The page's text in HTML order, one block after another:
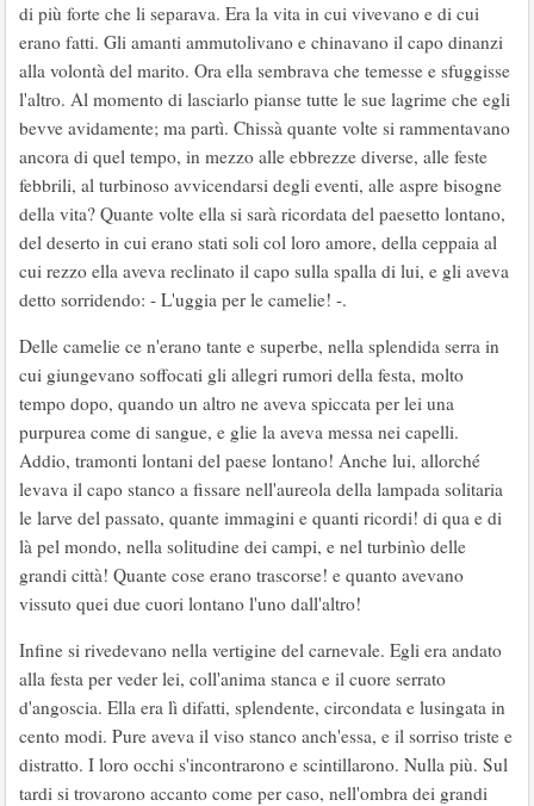
di più forte che li separava. Era la vita in cui vivevano e di cui
erano fatti. Gli amanti ammutolivano e chinavano il capo dinanzi
alla volontà del marito. Ora ella sembrava che temesse e sfuggisse
l'altro. Al momento di lasciarlo pianse tutte le sue lagrime che egli
bevve avidamente; ma partì. Chissà quante volte si rammentavano
ancora di quel tempo, in mezzo alle ebbrezze diverse, alle feste
febbrili, al turbinoso avvicendarsi degli eventi, alle aspre bisogne
della vita? Quante volte ella si sarà ricordata del paesetto lontano,
del deserto in cui erano stati soli col loro amore, della ceppaia al
cui rezzo ella aveva reclinato il capo sulla spalla di lui, e gli aveva
detto sorridendo: - L'uggia per le camelie! -.
Delle camelie ce n'erano tante e superbe, nella splendida serra in
cui giungevano soffocati gli allegri rumori della festa, molto
tempo dopo, quando un altro ne aveva spiccata per lei una
purpurea come di sangue, e glie la aveva messa nei capelli.
Addio, tramonti lontani del paese lontano! Anche lui, allorché
levava il capo stanco a fissare nell'aureola della lampada solitaria
le larve del passato, quante immagini e quanti ricordi! di qua e di
là pel mondo, nella solitudine dei campi, e nel turbinìo delle
grandi città! Quante cose erano trascorse! e quanto avevano
vissuto quei due cuori lontano l'uno dall'altro!
Infine si rivedevano nella vertigine del carnevale. Egli era andato
alla festa per veder lei, coll'anima stanca e il cuore serrato
d'angoscia. Ella era lì difatti, splendente, circondata e lusingata in
cento modi. Pure aveva il viso stanco anch'essa, e il sorriso triste e
distratto. I loro occhi s'incontrarono e scintillarono. Nulla più. Sul
tardi si trovarono accanto come per caso, nell'ombra dei grandi